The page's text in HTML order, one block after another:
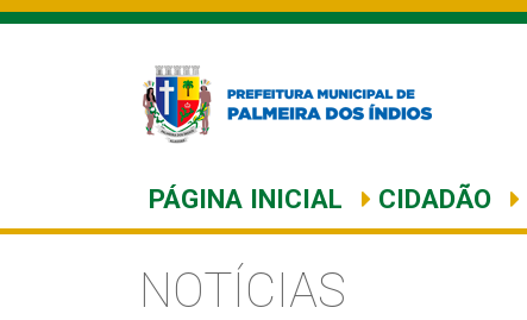
PÁGINA INICIAL CIDADÃO
NOTÍCIAS